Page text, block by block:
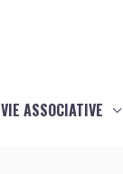
VIE ASSOCIATIVE